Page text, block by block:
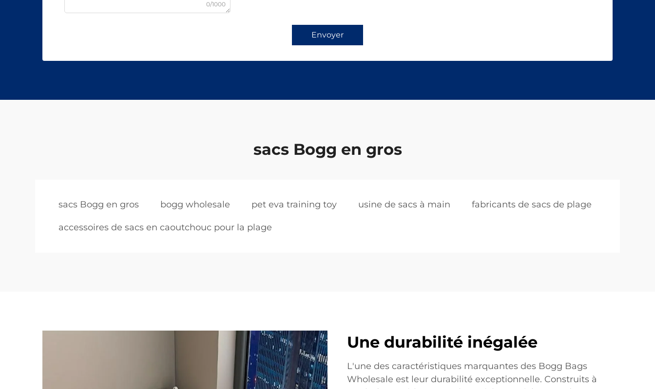
0/1000
Envoyer
sacs Bogg en gros
sacs Bogg en gros bogg wholesale pet eva training toy usine de sacs à main fabricants de sacs de plage
accessoires de sacs en caoutchouc pour la plage
Une durabilité inégalée
L'une des caractéristiques marquantes des Bogg Bags
Wholesale est leur durabilité exceptionnelle. Construits à